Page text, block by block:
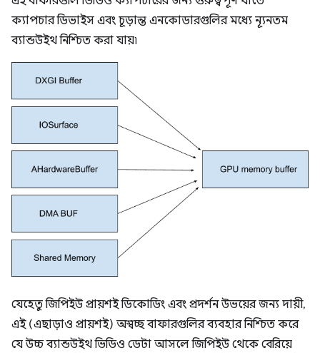
ক্যাপচার ডিভাইস এবং চূড়ান্ত এনকোডারগুলির মধ্যে ন্যূনতম
ব্যান্ডউইথ নিশ্চিত করা যায়৷
যেহেতু জিপিইউ প্রায়শই ডিকোডিং এবং প্রদর্শন উভয়ের জন্য দায়ী,
এই (এছাড়াও প্রায়শই) অস্বচ্ছ বাফারগুলির ব্যবহার নিশ্চিত করে
যে উচ্চ ব্যান্ডউইথ ভিডিও ডেটা আসলে জিপিইউ থেকে বেরিয়ে